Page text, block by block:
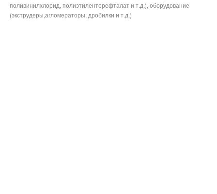
поливинилхлорид, полиэтилентерефталат и т.д.), оборудование
(экструдеры,агломераторы, дробилки и т.д.)